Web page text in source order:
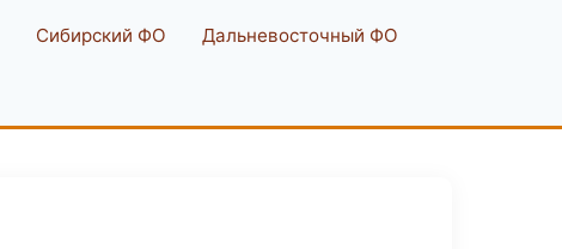
Сибирский ФО Дальневосточный ФО